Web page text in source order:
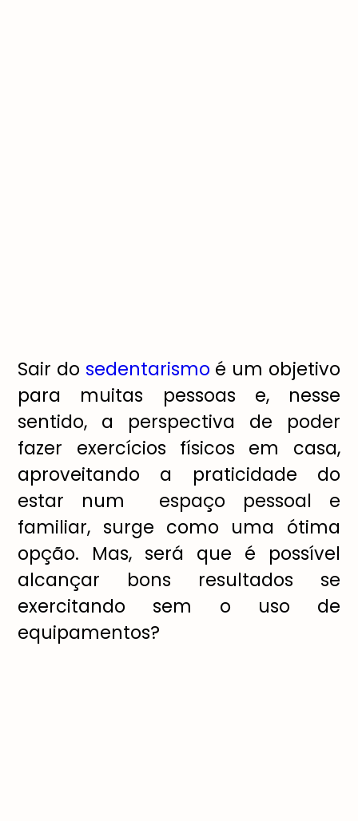
Sair do sedentarismo é um objetivo
para muitas pessoas e, nesse
sentido, a perspectiva de poder
fazer exercícios físicos em casa,
aproveitando a praticidade do
estar num espaço pessoal e
familiar, surge como uma ótima
opção. Mas, será que é possível
alcançar bons resultados se
exercitando sem o uso de
equipamentos?